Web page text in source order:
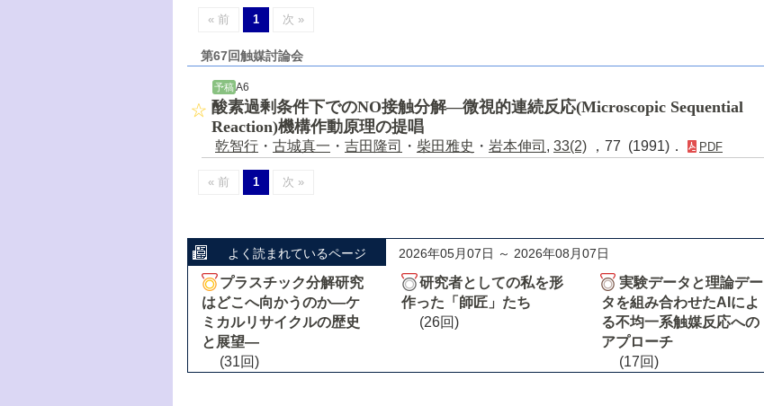
« 前 1 次 »
第67回触媒討論会
予稿 A6
酸素過剰条件下でのNO接触分解―微視的連続反応(Microscopic Sequential
Reaction)機構作動原理の提唱
乾智行 ・ 古城真一 ・ 吉田隆司 ・ 柴田雅史 ・ 岩本伸司 , 33(2) ，77 (1991)． PDF
« 前 1 次 »
よく読まれているページ 2026年05月07日 ～ 2026年08月07日
プラスチック分解研究
はどこへ向かうのか―ケ
ミカルリサイクルの歴史
と展望―
(31回)
研究者としての私を形
作った「師匠」たち
(26回)
実験データと理論デー
タを組み合わせたAIによ
る不均一系触媒反応への
アプローチ
(17回)